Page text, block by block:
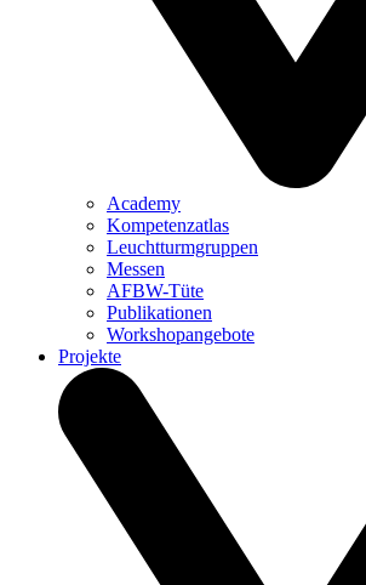
Academy
Kompetenzatlas
Leuchtturm­gruppen
Messen
AFBW-Tüte
Publikationen
Workshopangebote
Projekte